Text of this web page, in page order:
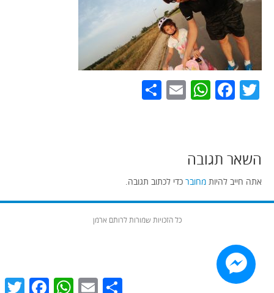
Twitter
Facebook
WhatsApp
Email
השאר תגובה
אתה חייב להיות מחובר כדי לכתוב תגובה.
כל הזכויות שמורות לרותם ארמן
FacebookWhatsApp Email Share